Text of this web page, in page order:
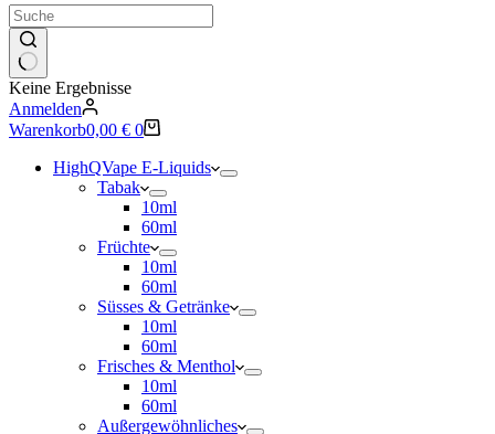
Keine Ergebnisse
Anmelden
Warenkorb0,00 € 0
HighQVape E-Liquids
Tabak
10ml
60ml
Früchte
10ml
60ml
Süsses & Getränke
10ml
60ml
Frisches & Menthol
10ml
60ml
Außergewöhnliches